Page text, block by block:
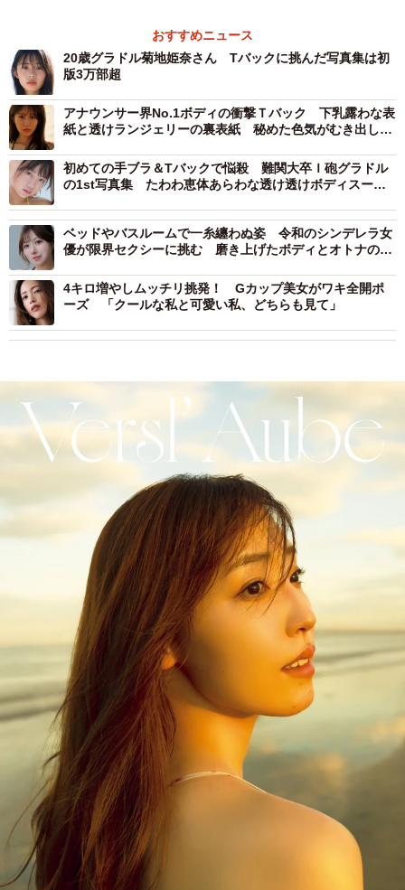
おすすめニュース
20歳グラドル菊地姫奈さん Tバックに挑んだ写真集は初
版3万部超
アナウンサー界No.1ボディの衝撃Ｔバック 下乳露わな表
紙と透けランジェリーの裏表紙 秘めた色気がむき出しの
初めての手ブラ＆Tバックで悩殺 難関大卒Ｉ砲グラドル
の1st写真集 たわわ恵体あらわな透け透けボディスーツ
ベッドやバスルームで一糸纏わぬ姿 令和のシンデレラ女
優が限界セクシーに挑む 磨き上げたボディとオトナの色
4キロ増やしムッチリ挑発！ Gカップ美女がワキ全開ポ
ーズ 「クールな私と可愛い私、どちらも見て」